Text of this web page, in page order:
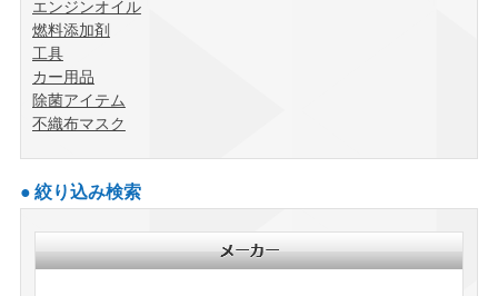
エンジンオイル
燃料添加剤
工具
カー用品
除菌アイテム
不織布マスク
絞り込み検索